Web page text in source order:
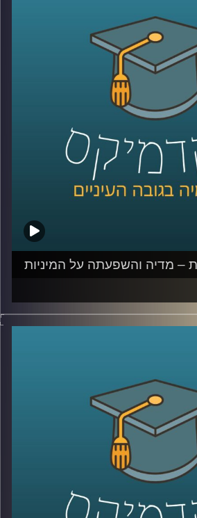
אמצעים חדשים להוראה
באוניברסיטת רייכמן
מפתחת כלים חדשניים
קיימים שאותם היא מנסה
השונים ולשנות את שיטת
ובכך להתאים את
למציאות המשתנה
– מדיה והשפעתה על המיניות
על אורחות חיינו
שד"ר קרן צור-איל מביה"ס
חוקרת.
להילמד במסגרת שיעורי
הספר, מסבירה ד"ר צור-איל
משפיעות על תפיסת